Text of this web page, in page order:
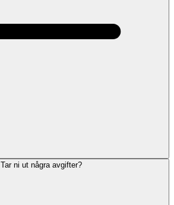
Tar ni ut några avgifter?